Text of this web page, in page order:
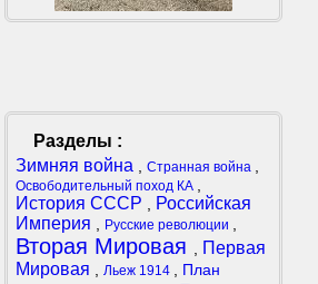
Разделы :
Зимняя война
Странная война
Освободительный поход КА
История СССР
Российская
Империя
Русские революции
Вторая Мировая
Первая
Мировая
Льеж 1914
План